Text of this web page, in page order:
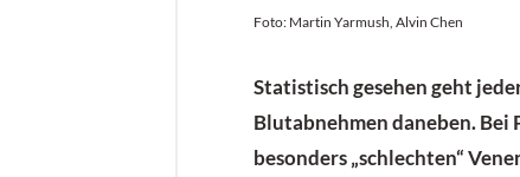
Foto: Martin Yarmush, Alvin Chen
Statistisch gesehen geht
Blutabnehmen daneben. Bei
besonders „schlechten“